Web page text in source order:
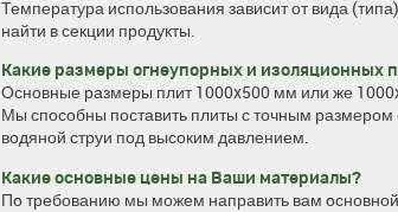
Температура использования зависит от вида
найти в секции продукты
Какие размеры огнеупорных и изоляционных
Основные размеры плит 1000x500 мм или же
Мы способны поставить плиты с точным
водяной струи под высоким давлением.
Какие основные цены на Ваши материалы?
По требованию мы можем направить вам